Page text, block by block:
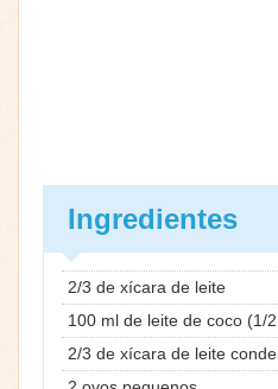
Ingredientes
2/3 de xícara de leite
100 ml de leite de coco (1/
2/3 de xícara de leite